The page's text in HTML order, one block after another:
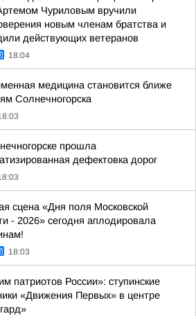
Чуриловым вручили
новым членам братства и
действующих ветеранов
18:04
медицина становится ближе
Солнечногорска
прошла
дефектовка дорог
сцена «Дня поля Московской
- 2026» сегодня аплодировала
18:03
патриотов России»: ступинские
«Движения Первых» в центре